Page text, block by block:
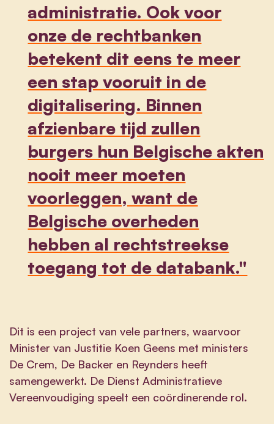
administratie. Ook voor
onze de rechtbanken
betekent dit eens te meer
een stap vooruit in de
digitalisering. Binnen
afzienbare tijd zullen
burgers hun Belgische akten
nooit meer moeten
voorleggen, want de
Belgische overheden
hebben al rechtstreekse
toegang tot de databank."
Dit is een project van vele partners, waarvoor
Minister van Justitie Koen Geens met ministers
De Crem, De Backer en Reynders heeft
samengewerkt. De Dienst Administratieve
Vereenvoudiging speelt een coördinerende rol.